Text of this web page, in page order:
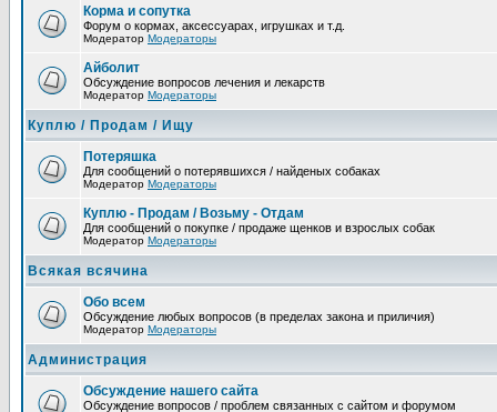
Корма и сопутка
Форум о кормах, аксессуарах, игрушках и т.д.
Модератор Модераторы
Айболит
Обсуждение вопросов лечения и лекарств
Модератор Модераторы
Куплю / Продам / Ищу
Потеряшка
Для сообщений о потерявшихся / найденых собаках
Модератор Модераторы
Куплю - Продам / Возьму - Отдам
Для сообщений о покупке / продаже щенков и взрослых собак
Модератор Модераторы
Всякая всячина
Обо всем
Обсуждение любых вопросов (в пределах закона и приличия)
Модератор Модераторы
Администрация
Обсуждение нашего сайта
Обсуждение вопросов / проблем связанных с сайтом и форумом